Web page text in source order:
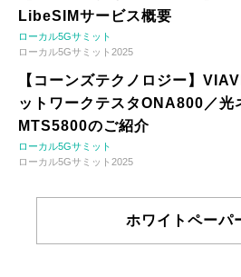
LibeSIMサービス概要
ローカル5Gサミット
ローカル5Gサミット2025
【コーンズテクノロジー】
ットワークテスタONA800／光
MTS5800のご紹介
ローカル5Gサミット
ローカル5Gサミット2025
ホワイトペーパ